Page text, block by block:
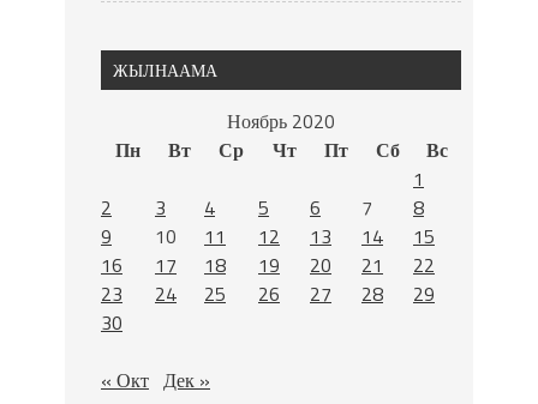
ЖЫЛНААМА
Ноябрь 2020
Пн
Вт Ср Чт Пт Сб
Вс
1
2
3 4 5 6 7
8
9
10 11 12 13 14
15
16
17 18 19 20 21
22
23
24 25 26 27 28
29
30
« Окт Дек »